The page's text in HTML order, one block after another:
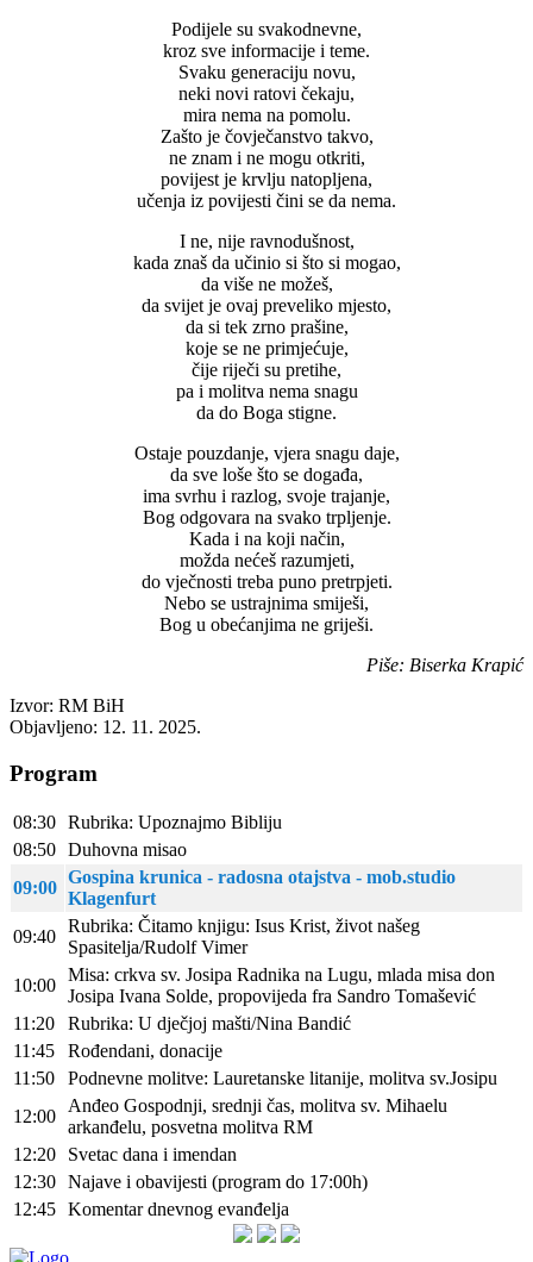
Podijele su svakodnevne,
kroz sve informacije i teme.
Svaku generaciju novu,
neki novi ratovi čekaju,
mira nema na pomolu.
Zašto je čovječanstvo takvo,
ne znam i ne mogu otkriti,
povijest je krvlju natopljena,
učenja iz povijesti čini se da nema.
I ne, nije ravnodušnost,
kada znaš da učinio si što si mogao,
da više ne možeš,
da svijet je ovaj preveliko mjesto,
da si tek zrno prašine,
koje se ne primjećuje,
čije riječi su pretihe,
pa i molitva nema snagu
da do Boga stigne.
Ostaje pouzdanje, vjera snagu daje,
da sve loše što se događa,
ima svrhu i razlog, svoje trajanje,
Bog odgovara na svako trpljenje.
Kada i na koji način,
možda nećeš razumjeti,
do vječnosti treba puno pretrpjeti.
Nebo se ustrajnima smiješi,
Bog u obećanjima ne griješi.
Piše: Biserka Krapić
Izvor: RM BiH
Objavljeno: 12. 11. 2025.
Program
08:30 Rubrika: Upoznajmo Bibliju
08:50 Duhovna misao
09:00
Gospina krunica - radosna otajstva - mob.studio
Klagenfurt
09:40
Rubrika: Čitamo knjigu: Isus Krist, život našeg
Spasitelja/Rudolf Vimer
10:00
Misa: crkva sv. Josipa Radnika na Lugu, mlada misa don
Josipa Ivana Solde, propovijeda fra Sandro Tomašević
11:20
Rubrika: U dječjoj mašti/Nina Bandić
11:45
Rođendani, donacije
11:50
Podnevne molitve: Lauretanske litanije, molitva sv.Josipu
12:00
Anđeo Gospodnji, srednji čas, molitva sv. Mihaelu
arkanđelu, posvetna molitva RM
12:20
Svetac dana i imendan
12:30 Najave i obavijesti (program do 17:00h)
12:45 Komentar dnevnog evanđelja